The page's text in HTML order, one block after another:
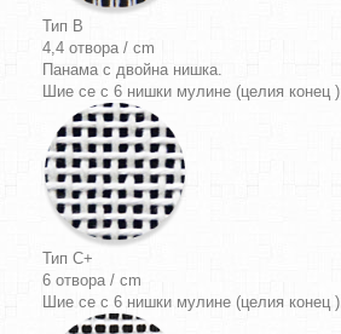
Тип B
4,4 отвора / cm
Панама с двойна нишка.
Шие се с 6 нишки мулине (целия конец )
Тип C+
6 отвора / cm
Шие се с 6 нишки мулине (целия конец )